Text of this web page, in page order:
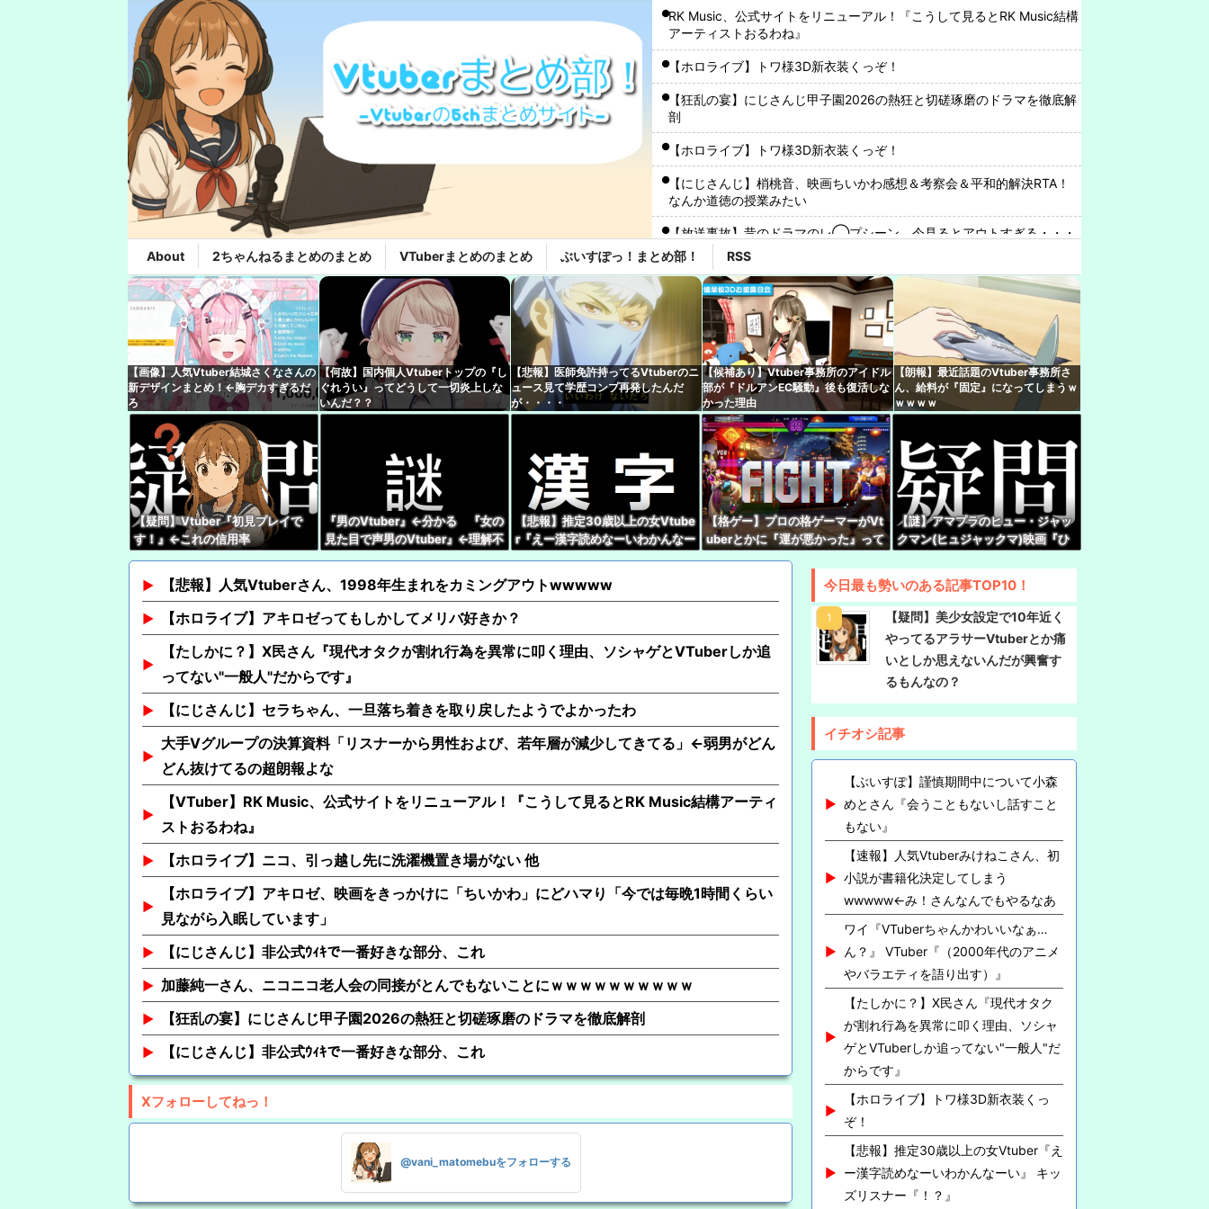
RK Music、公式サイトをリニューアル！『こうして見るとRK Music結構
アーティストおるわね』
【ホロライブ】トワ様3D新衣装くっぞ！
【狂乱の宴】にじさんじ甲子園2026の熱狂と切磋琢磨のドラマを徹底解
剖
【ホロライブ】トワ様3D新衣装くっぞ！
【にじさんじ】梢桃音、映画ちいかわ感想＆考察会＆平和的解決RTA！
なんか道徳の授業みたい
【放送事故】昔のドラマのレ◯プシーン、今見るとアウトすぎる・・・
【画像】リズム天国でシコったｗｗｗｗｗ
【にじさんじ】非公式ｳｨｷで一番好きな部分、これ
【VTuber】RK Music、公式サイトをリニューアル！『こうして見ると
RK Music結構アーティストおるわね』
【ぶいすぽ】謹慎期間中について小森めとさん『会うこともないし話す
こともない』
【ホロライブ】シャインマスカットとかいう物体贈答品として優秀すぎ
るよな
ワイ『VTuberちゃんかわいいなぁ…ん？』 VTuber『（2000年代のアニ
メやバラエティを語り出す）』
れいわ新選組の新党名は「いのちの党」 旧グッズ半額で販売 どうな
る秘書給与疑惑
【たしかに？】X民さん『現代オタクが割れ行為を異常に叩く理由、ソシ
ャゲとVTuberしか追ってない"一般人"だからです』
加藤純一さん、ニコニコ老人会の同接がとんでもないことにｗｗｗｗｗ
ｗｗｗｗｗ
About 2ちゃんねるまとめのまとめ VTuberまとめのまとめ ぶいすぽっ！まとめ部！ RSS
【画像】人気Vtuber結城さくなさんの
新デザインまとめ！←胸デカすぎるだ
ろ
【何故】国内個人Vtuberトップの『し
ぐれうい』ってどうして一切炎上しな
いんだ？？
【悲報】医師免許持ってるVtuberのニ
ュース見て学歴コンプ再発したんだ
が・・・・
【候補あり】Vtuber事務所のアイドル
部が『ドルアンEC騒動』後も復活しな
かった理由
【朗報】最近話題のVtuber事務所さ
ん、給料が『固定』になってしまうｗ
ｗｗｗｗ
【疑問】Vtuber『初見プレイで
す！』←これの信用率
『男のVtuber』←分かる 『女の
見た目で声男のVtuber』←理解不
【悲報】推定30歳以上の女Vtube
r『えー漢字読めなーいわかんなー
【格ゲー】プロの格ゲーマーがVt
uberとかに『運が悪かった』って
【謎】アマプラのヒュー・ジャッ
クマン(ヒュジャックマ)映画『ひ
【悲報】人気Vtuberさん、1998年生まれをカミングアウトwwwww
【ホロライブ】アキロゼってもしかしてメリバ好きか？
【たしかに？】X民さん『現代オタクが割れ行為を異常に叩く理由、ソシャゲとVTuberしか追
ってない"一般人"だからです』
【にじさんじ】セラちゃん、一旦落ち着きを取り戻したようでよかったわ
大手Vグループの決算資料「リスナーから男性および、若年層が減少してきてる」←弱男がどん
どん抜けてるの超朗報よな
【VTuber】RK Music、公式サイトをリニューアル！『こうして見るとRK Music結構アーティ
ストおるわね』
【ホロライブ】ニコ、引っ越し先に洗濯機置き場がない 他
【ホロライブ】アキロゼ、映画をきっかけに「ちいかわ」にどハマり「今では毎晩1時間くらい
見ながら入眠しています」
【にじさんじ】非公式ｳｨｷで一番好きな部分、これ
加藤純一さん、ニコニコ老人会の同接がとんでもないことにｗｗｗｗｗｗｗｗｗｗ
【狂乱の宴】にじさんじ甲子園2026の熱狂と切磋琢磨のドラマを徹底解剖
【にじさんじ】非公式ｳｨｷで一番好きな部分、これ
Xフォローしてねっ！
@vani_matomebuをフォローする
今日最も勢いのある記事TOP10！
【疑問】美少女設定で10年近く
やってるアラサーVtuberとか痛
いとしか思えないんだが興奮す
るもんなの？
イチオシ記事
【ぶいすぽ】謹慎期間中について小森
めとさん『会うこともないし話すこと
もない』
【速報】人気Vtuberみけねこさん、初
小説が書籍化決定してしまう
wwwww←み！さんなんでもやるなあ
ワイ『VTuberちゃんかわいいなぁ…
ん？』 VTuber『（2000年代のアニメ
やバラエティを語り出す）』
【たしかに？】X民さん『現代オタク
が割れ行為を異常に叩く理由、ソシャ
ゲとVTuberしか追ってない"一般人"だ
からです』
【ホロライブ】トワ様3D新衣装くっ
ぞ！
【悲報】推定30歳以上の女Vtuber『え
ー漢字読めなーいわかんなーい』 キッ
ズリスナー『！？』